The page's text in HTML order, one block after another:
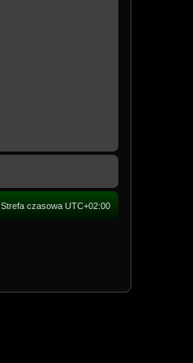
Strefa czasowa UTC+02:00